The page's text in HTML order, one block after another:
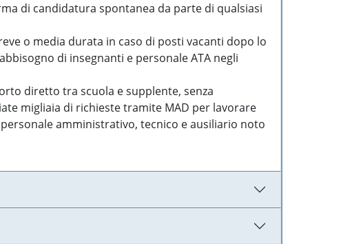
di candidatura spontanea da parte di qualsiasi
o media durata in caso di posti vacanti dopo lo
di insegnanti e personale ATA negli
diretto tra scuola e supplente, senza
migliaia di richieste tramite MAD per lavorare
amministrativo, tecnico e ausiliario noto